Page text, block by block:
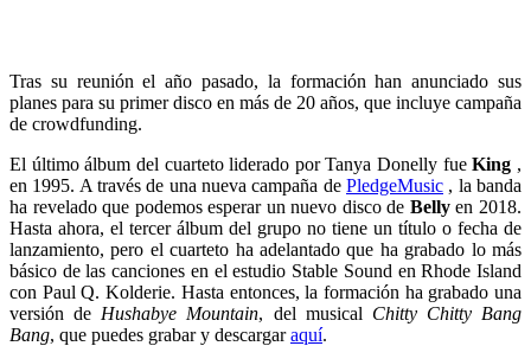
Tras su reunión el año pasado, la formación han anunciado sus
planes para su primer disco en más de 20 años, que incluye campaña
de crowdfunding.
El último álbum del cuarteto liderado por Tanya Donelly fueKing ,
en 1995. A través de una nueva campaña de PledgeMusic , la banda
ha revelado que podemos esperar un nuevo disco de Bellyen 2018.
Hasta ahora, el tercer álbum del grupo no tiene un título o fecha de
lanzamiento, pero el cuarteto ha adelantado que ha grabado lo más
básico de las canciones en el estudio Stable Sound en Rhode Island
con Paul Q. Kolderie. Hasta entonces, la formación ha grabado una
versión de Hushabye Mountain, del musical Chitty Chitty Bang
Bang, que puedes grabar y descargaraquí.